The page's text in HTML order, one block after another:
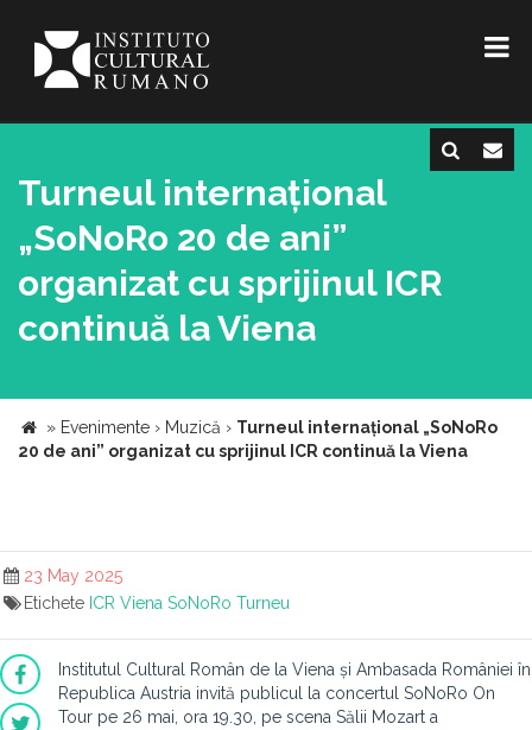
Turneul internațional
„SoNoRo 20 de ani”
organizat cu sprijinul ICR
continuă la Viena
» Evenimente › Muzică › Turneul internațional „SoNoRo
20 de ani” organizat cu sprijinul ICR continuă la Viena
23 May 2025
Etichete ICR Viena SoNoRo Turneu
Institutul Cultural Român de la Viena și Ambasada României în
Republica Austria invită publicul la concertul SoNoRo On
Tour pe 26 mai, ora 19.30, pe scena Sălii Mozart a